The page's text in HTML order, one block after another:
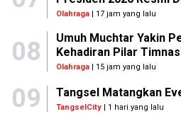
Olahraga| 17 jam yang lalu
08
Umuh Muchtar Yakin
Kehadiran Pilar
Olahraga| 15 jam yang lalu
09 Tangsel Matangkan
TangselCity | 1 hari yang lalu